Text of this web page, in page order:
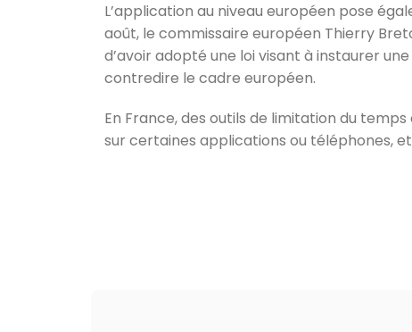
L’application au niveau européen pose
août, le commissaire européen Thierry
d’avoir adopté une loi visant à instaurer
contredire le cadre européen.
En France, des outils de limitation du
sur certaines applications ou téléphones,